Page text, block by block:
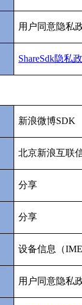
用户同意隐私
ShareSdk隐私
新浪微博SDK
北京新浪互联
分享
分享
设备信息（
用户同意隐私